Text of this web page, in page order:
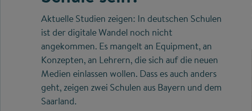
Aktuelle Studien zeigen: In deutschen Schulen
ist der digitale Wandel noch nicht
angekommen. Es mangelt an Equipment, an
Konzepten, an Lehrern, die sich auf die neuen
Medien einlassen wollen. Dass es auch anders
geht, zeigen zwei Schulen aus Bayern und dem
Saarland.